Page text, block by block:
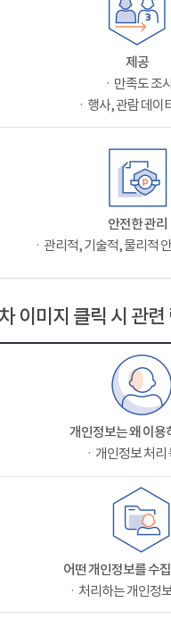
제공
ㆍ만족도 조
ㆍ행사, 관람 데이
안전한 관리
ㆍ관리적, 기술적, 물리적
이미지 클릭 시 관련
개인정보는 왜 이용
ㆍ개인정보 처리
어떤 개인정보를 수
ㆍ처리하는 개인정